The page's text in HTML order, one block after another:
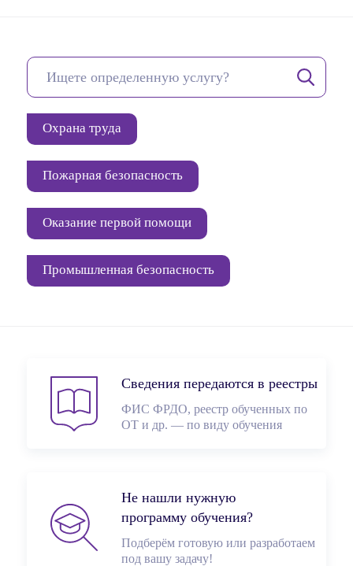
Охрана труда
Пожарная безопасность
Оказание первой помощи
Промышленная безопасность
Сведения передаются в реестры
ФИС ФРДО, реестр обученных по
ОТ и др. — по виду обучения
Не нашли нужную
программу обучения?
Подберём готовую или разработаем
под вашу задачу!